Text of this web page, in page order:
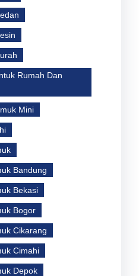
Rumah Dan
Mini
Bandung
Bekasi
Bogor
Cikarang
Cimahi
Depok